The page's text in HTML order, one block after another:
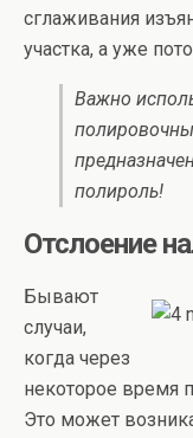
сглаживания
участка, а уже
Важно
полироль!
Отслоение
Бывают
случаи,
когда через
некоторое время
Это может